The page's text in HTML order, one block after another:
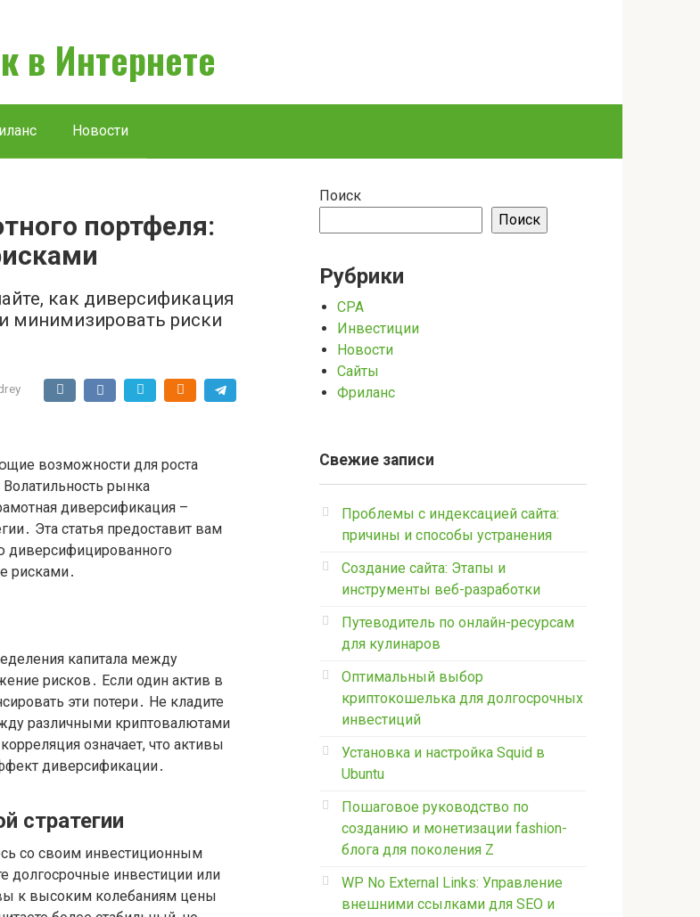
в Интернете
Новости
портфеля:
как диверсификация
минимизировать риски
возможности для роста
рынка
диверсификация –
Эта статья предоставит вам
диверсифицированного
рисками․
капитала между
рисков․ Если один актив в
эти потери․ Не кладите
различными криптовалютами
означает, что активы
диверсификации․
стратегии
со своим инвестиционным
долгосрочные инвестиции или
к высоким колебаниям цены
Поиск
Поиск
Рубрики
CPA
Инвестиции
Новости
Сайты
Фриланс
Свежие записи
Проблемы с индексацией сайта:
причины и способы устранения
Создание сайта: Этапы и
инструменты веб-разработки
Путеводитель по онлайн-ресурсам
для кулинаров
Оптимальный выбор
криптокошелька для долгосрочных
инвестиций
Установка и настройка Squid в
Ubuntu
Пошаговое руководство по
созданию и монетизации fashion-
блога для поколения Z
WP No External Links: Управление
внешними ссылками для SEO и